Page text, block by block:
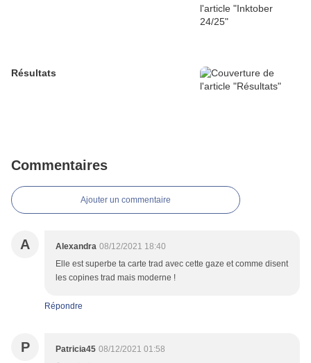
Résultats
Commentaires
Ajouter un commentaire
A Alexandra 08/12/2021 18:40
Elle est superbe ta carte trad avec cette gaze et comme disent
les copines trad mais moderne !
Répondre
P Patricia45 08/12/2021 01:58